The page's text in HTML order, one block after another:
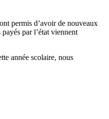
permis d’avoir de nouveaux
par l’état viennent
année scolaire, nous